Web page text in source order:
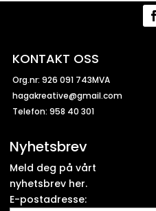
KONTAKT OSS
Org.nr: 926 091 743MVA
hagakreative@gmail.com
Telefon: 958 40 301
Nyhetsbrev
Meld deg på vårt
nyhetsbrev her.
E-postadresse: